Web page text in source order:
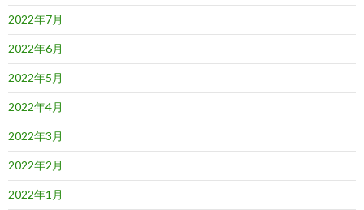
2022年7月
2022年6月
2022年5月
2022年4月
2022年3月
2022年2月
2022年1月